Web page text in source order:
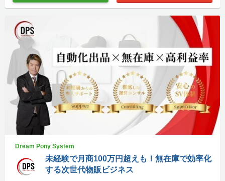
Dream Pony System
未経験で月商100万円超えも！無在庫で効率化
する次世代物販ビジネス